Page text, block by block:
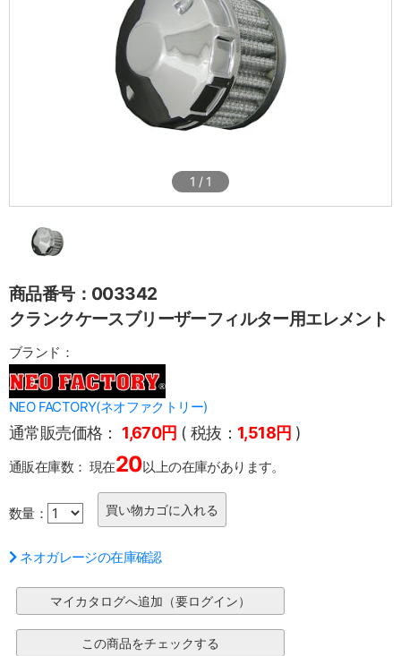
1 / 1
商品番号：003342
クランクケースブリーザーフィルター用エレメント
ブランド：
NEO FACTORY(ネオファクトリー)
通常販売価格： 1,670円 ( 税抜： 1,518円 )
通販在庫数： 現在20以上の在庫があります。
数量：
ネオガレージの在庫確認